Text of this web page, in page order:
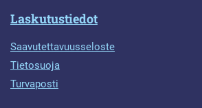
Laskutustiedot
Saavutettavuusseloste
Tietosuoja
Turvaposti